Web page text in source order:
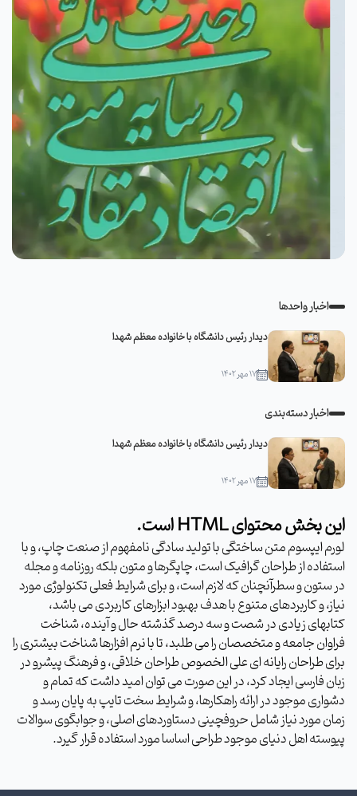
اخبار واحدها
دیدار رئیس دانشگاه با خانواده معظم شهدا
۱۷ مهر ۱۴۰۲
اخبار دسته‌بندی
دیدار رئیس دانشگاه با خانواده معظم شهدا
۱۷ مهر ۱۴۰۲
این بخش محتوای HTML است.
لورم ایپسوم متن ساختگی با تولید سادگی نامفهوم از صنعت چاپ، و با
استفاده از طراحان گرافیک است، چاپگرها و متون بلکه روزنامه و مجله
در ستون و سطرآنچنان که لازم است، و برای شرایط فعلی تکنولوژی مورد
نیاز، و کاربردهای متنوع با هدف بهبود ابزارهای کاربردی می باشد،
کتابهای زیادی در شصت و سه درصد گذشته حال و آینده، شناخت
فراوان جامعه و متخصصان را می طلبد، تا با نرم افزارها شناخت بیشتری را
برای طراحان رایانه ای علی الخصوص طراحان خلاقی، و فرهنگ پیشرو در
زبان فارسی ایجاد کرد، در این صورت می توان امید داشت که تمام و
دشواری موجود در ارائه راهکارها، و شرایط سخت تایپ به پایان رسد و
زمان مورد نیاز شامل حروفچینی دستاوردهای اصلی، و جوابگوی سوالات
پیوسته اهل دنیای موجود طراحی اساسا مورد استفاده قرار گیرد.